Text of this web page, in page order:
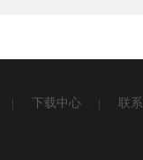
下载中心 联